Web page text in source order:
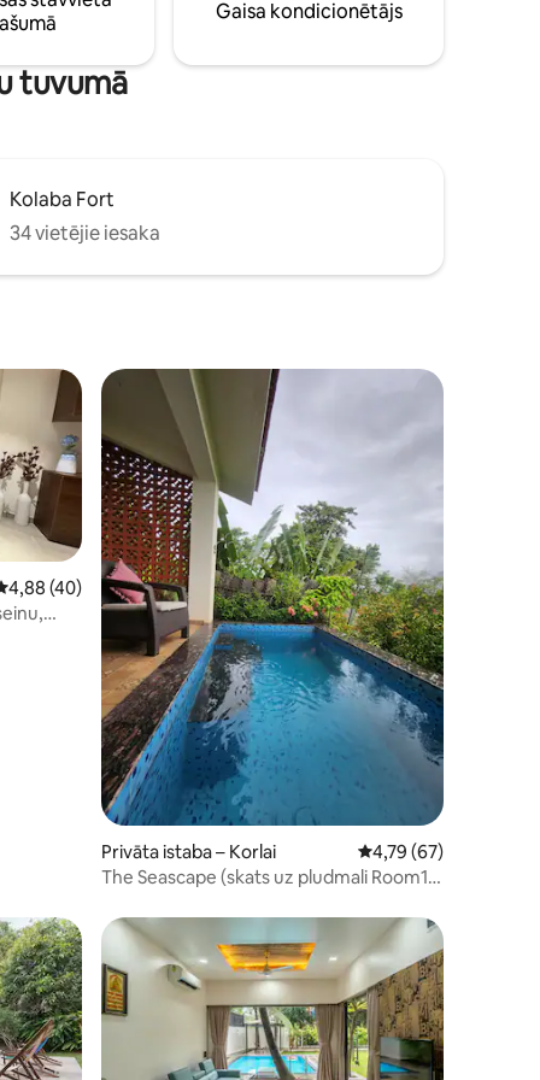
Gaisa kondicionētājs
tuvumā
Kolaba Fort
34 vietējie iesaka
229
vērtējums: 4,88 no 5, atsauksmju skaits: 40
4,88 (40)
Privāta istaba – Korlai Vidējais vērtējums:
4,79 (67)
The Seascape (skats uz pludmali Room1